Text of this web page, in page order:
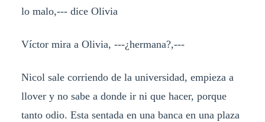
lo malo,--- dice Olivia
Víctor mira a Olivia, ---¿hermana?,---
Nicol sale corriendo de la universidad, empieza a
llover y no sabe a donde ir ni que hacer, porque
tanto odio. Esta sentada en una banca en una plaza